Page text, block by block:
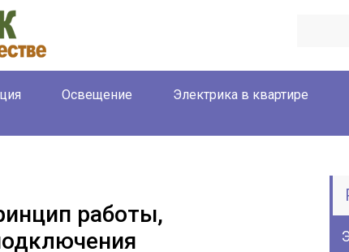
Освещение Электрика в квартире
работы,